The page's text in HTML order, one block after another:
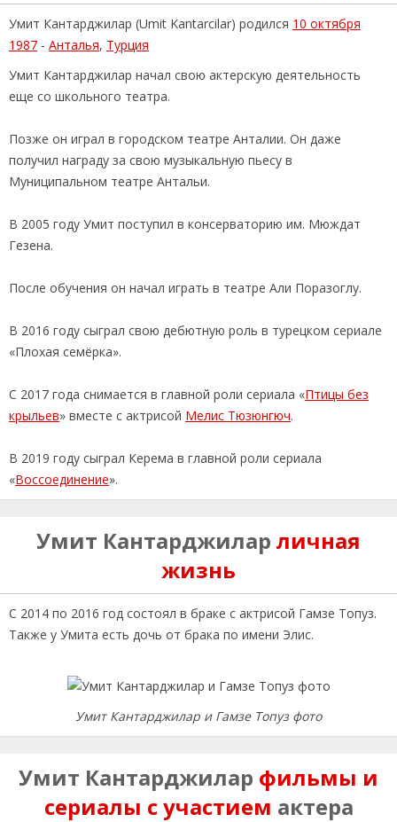
Умит Кантарджилар (Umit Kantarcilar) родился 10 октября
1987 - Анталья, Турция
Умит Кантарджилар начал свою актерскую деятельность
еще со школьного театра.
Позже он играл в городском театре Анталии. Он даже
получил награду за свою музыкальную пьесу в
Муниципальном театре Антальи.
В 2005 году Умит поступил в консерваторию им. Мюждат
Гезена.
После обучения он начал играть в театре Али Поразоглу.
В 2016 году сыграл свою дебютную роль в турецком сериале
«Плохая семёрка».
С 2017 года снимается в главной роли сериала «Птицы без
крыльев» вместе с актрисой Мелис Тюзюнгюч.
В 2019 году сыграл Керема в главной роли сериала
«Воссоединение».
Умит Кантарджилар личная
жизнь
С 2014 по 2016 год состоял в браке с актрисой Гамзе Топуз.
Также у Умита есть дочь от брака по имени Элис.
Умит Кантарджилар и Гамзе Топуз фото
Умит Кантарджилар фильмы и
сериалы с участием актера